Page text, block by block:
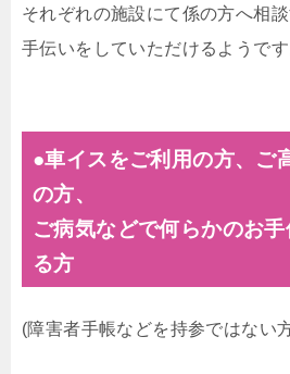
それぞれの施設にて係の方へ相
手伝いをしていただけるようです
●車イスをご利用の方、ご
の方、
ご病気などで何らかのお
る方
(障害者手帳などを持参ではない